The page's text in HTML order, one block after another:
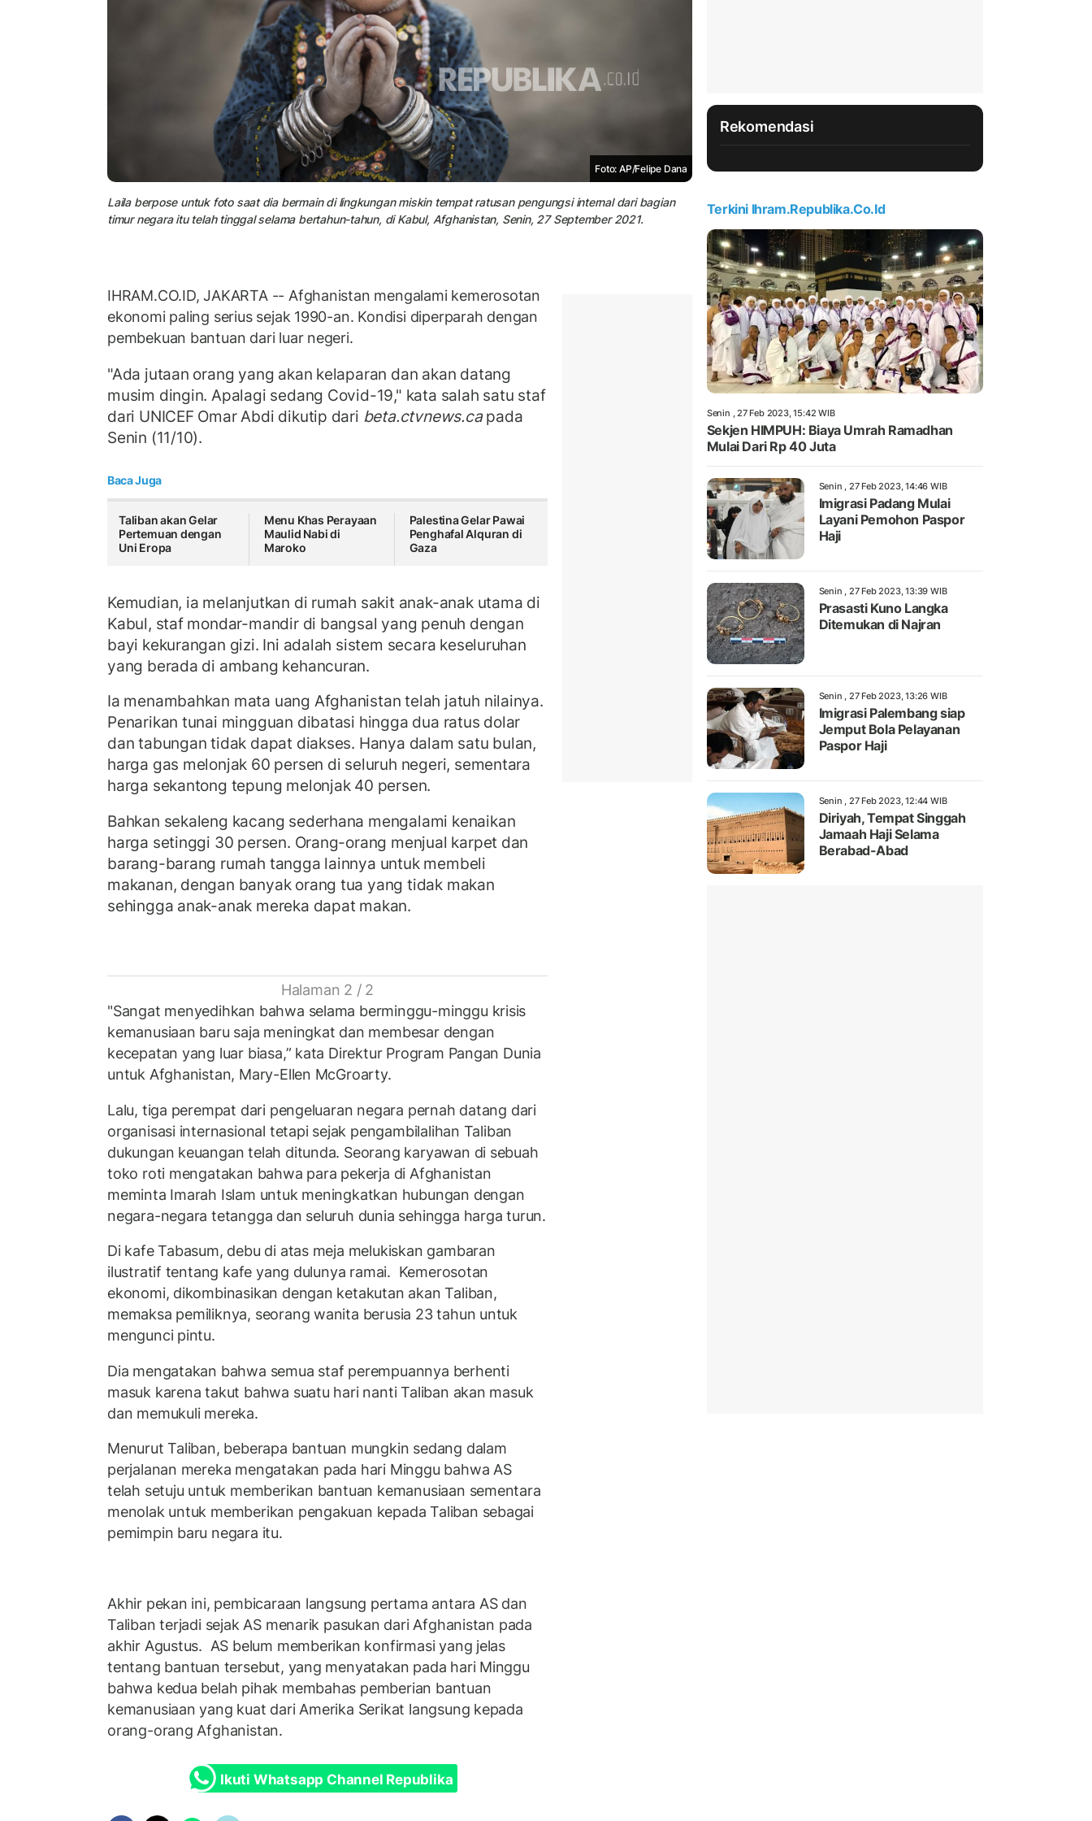
Foto: AP/Felipe Dana
Laila berpose untuk foto saat dia bermain di lingkungan miskin tempat ratusan pengungsi internal dari bagian
timur negara itu telah tinggal selama bertahun-tahun, di Kabul, Afghanistan, Senin, 27 September 2021.
IHRAM.CO.ID, JAKARTA -- Afghanistan mengalami kemerosotan
ekonomi paling serius sejak 1990-an. Kondisi diperparah dengan
pembekuan bantuan dari luar negeri.
"Ada jutaan orang yang akan kelaparan dan akan datang
musim dingin. Apalagi sedang Covid-19," kata salah satu staf
dari UNICEF Omar Abdi dikutip dari beta.ctvnews.capada
Senin (11/10).
Baca Juga
Taliban akan Gelar
Pertemuan dengan
Uni Eropa
Menu Khas Perayaan
Maulid Nabi di
Maroko
Palestina Gelar Pawai
Penghafal Alquran di
Gaza
Kemudian, ia melanjutkan di rumah sakit anak-anak utama di
Kabul, staf mondar-mandir di bangsal yang penuh dengan
bayi kekurangan gizi. Ini adalah sistem secara keseluruhan
yang berada di ambang kehancuran.
Ia menambahkan mata uang Afghanistan telah jatuh nilainya.
Penarikan tunai mingguan dibatasi hingga dua ratus dolar
dan tabungan tidak dapat diakses. Hanya dalam satu bulan,
harga gas melonjak 60 persen di seluruh negeri, sementara
harga sekantong tepung melonjak 40 persen.
Bahkan sekaleng kacang sederhana mengalami kenaikan
harga setinggi 30 persen. Orang-orang menjual karpet dan
barang-barang rumah tangga lainnya untuk membeli
makanan, dengan banyak orang tua yang tidak makan
sehingga anak-anak mereka dapat makan.
Halaman 2 / 2
"Sangat menyedihkan bahwa selama berminggu-minggu krisis
kemanusiaan baru saja meningkat dan membesar dengan
kecepatan yang luar biasa,” kata Direktur Program Pangan Dunia
untuk Afghanistan, Mary-Ellen McGroarty.
Lalu, tiga perempat dari pengeluaran negara pernah datang dari
organisasi internasional tetapi sejak pengambilalihan Taliban
dukungan keuangan telah ditunda. Seorang karyawan di sebuah
toko roti mengatakan bahwa para pekerja di Afghanistan
meminta Imarah Islam untuk meningkatkan hubungan dengan
negara-negara tetangga dan seluruh dunia sehingga harga turun.
Di kafe Tabasum, debu di atas meja melukiskan gambaran
ilustratif tentang kafe yang dulunya ramai. Kemerosotan
ekonomi, dikombinasikan dengan ketakutan akan Taliban,
memaksa pemiliknya, seorang wanita berusia 23 tahun untuk
mengunci pintu.
Dia mengatakan bahwa semua staf perempuannya berhenti
masuk karena takut bahwa suatu hari nanti Taliban akan masuk
dan memukuli mereka.
Menurut Taliban, beberapa bantuan mungkin sedang dalam
perjalanan mereka mengatakan pada hari Minggu bahwa AS
telah setuju untuk memberikan bantuan kemanusiaan sementara
menolak untuk memberikan pengakuan kepada Taliban sebagai
pemimpin baru negara itu.
Akhir pekan ini, pembicaraan langsung pertama antara AS dan
Taliban terjadi sejak AS menarik pasukan dari Afghanistan pada
akhir Agustus. AS belum memberikan konfirmasi yang jelas
tentang bantuan tersebut, yang menyatakan pada hari Minggu
bahwa kedua belah pihak membahas pemberian bantuan
kemanusiaan yang kuat dari Amerika Serikat langsung kepada
orang-orang Afghanistan.
Ikuti Whatsapp Channel Republika
Rekomendasi
Terkini Ihram.republika.co.id
Senin , 27 Feb 2023, 15:42 WIB
Sekjen HIMPUH: Biaya Umrah Ramadhan
Mulai Dari Rp 40 Juta
Senin , 27 Feb 2023, 14:46 WIB
Imigrasi Padang Mulai
Layani Pemohon Paspor
Haji
Senin , 27 Feb 2023, 13:39 WIB
Prasasti Kuno Langka
Ditemukan di Najran
Senin , 27 Feb 2023, 13:26 WIB
Imigrasi Palembang siap
Jemput Bola Pelayanan
Paspor Haji
Senin , 27 Feb 2023, 12:44 WIB
Diriyah, Tempat Singgah
Jamaah Haji Selama
Berabad-Abad